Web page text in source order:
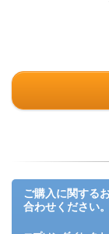
ご購入に関する
合わせください。